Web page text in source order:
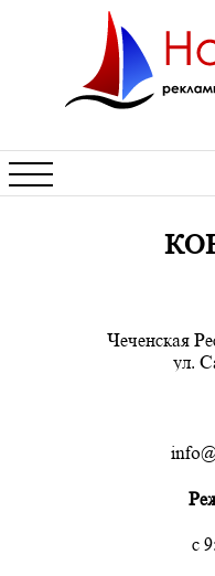
Чеченская
ул.
с